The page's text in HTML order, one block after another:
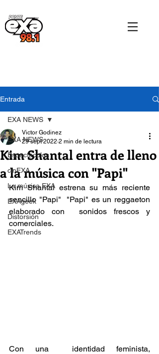
Entrada
EXA NEWS
Espectáculos
cinEXA
La música EXA
EXAgeek
Distorsión
EXATrends
EXA NEWS
Kim Shantal entra de lleno
a la música con "Papi"
Victor Godinez
29 sept 2022 2 min de lectura
Kim Shantal estrena su más reciente
sencillo "Papi"  "Papi" es un reggaeton
elaborado con  sonidos frescos y
comerciales.
Con una  identidad feminista,